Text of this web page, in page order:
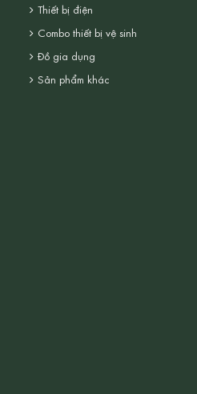
Thiết bị điện
Combo thiết bị vệ sinh
Đồ gia dụng
Sản phẩm khác